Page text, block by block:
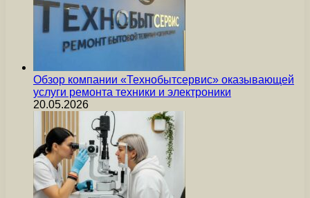
Обзор компании «Технобытсервис» оказывающей
услуги ремонта техники и электроники
20.05.2026